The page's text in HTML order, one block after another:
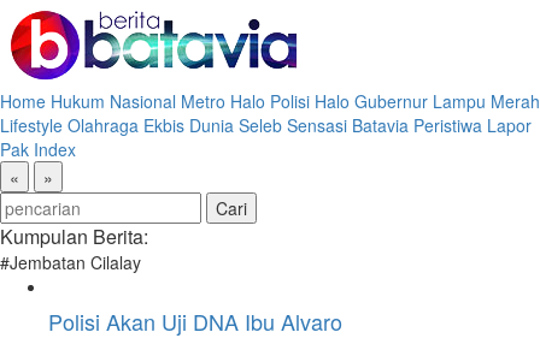
Home Hukum Nasional Metro Halo Polisi Halo Gubernur Lampu Merah
Lifestyle Olahraga Ekbis Dunia Seleb Sensasi Batavia Peristiwa Lapor
Pak Index
«
»
Kumpulan Berita:
#Jembatan Cilalay
Polisi Akan Uji DNA Ibu Alvaro